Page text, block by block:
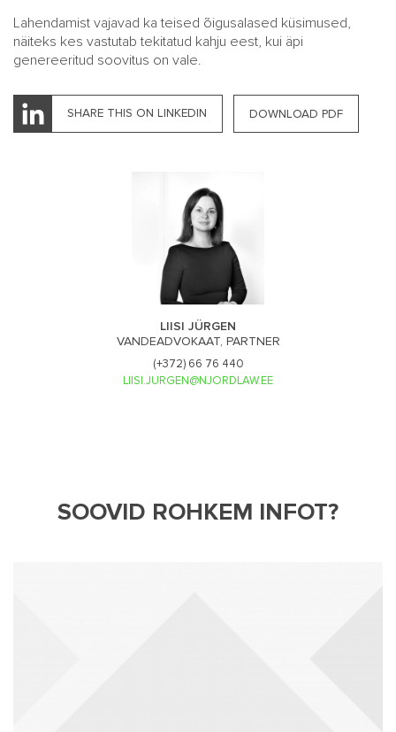
Lahendamist vajavad ka teised õigusalased küsimused,
näiteks kes vastutab tekitatud kahju eest, kui äpi
genereeritud soovitus on vale.
SHARE THIS ON LINKEDIN DOWNLOAD PDF
LIISI JÜRGEN
VANDEADVOKAAT, PARTNER
(+372) 66 76 440
LIISI.JURGEN@NJORDLAW.EE
SOOVID ROHKEM INFOT?